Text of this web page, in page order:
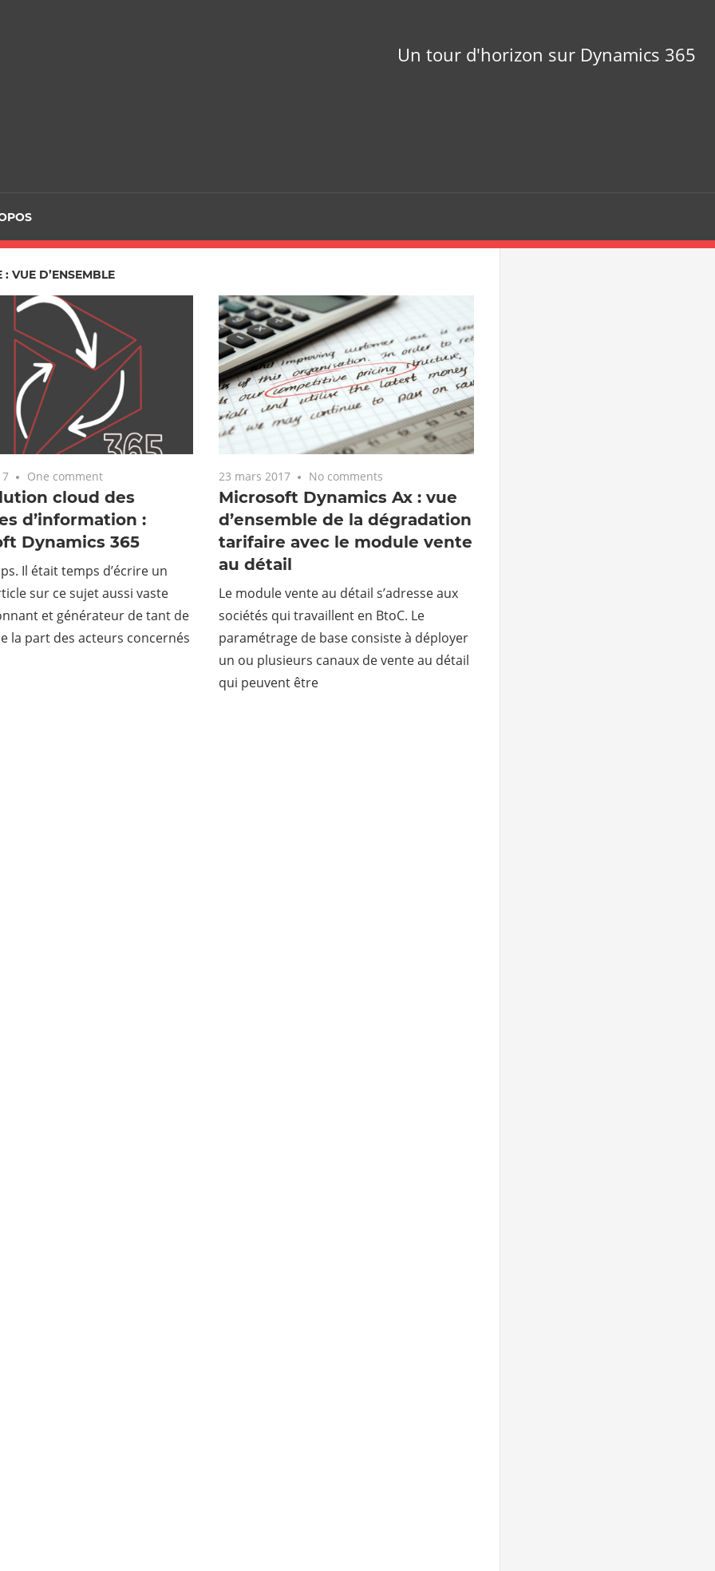
Un tour d'horizon sur Dynamics 365
: VUE D’ENSEMBLE
One comment
cloud des
d’information :
Dynamics 365
Il était temps d’écrire un
sur ce sujet aussi vaste
et générateur de tant de
la part des acteurs concernés
23 mars 2017 No comments
Microsoft Dynamics Ax : vue
d’ensemble de la dégradation
tarifaire avec le module vente
au détail
Le module vente au détail s’adresse aux
sociétés qui travaillent en BtoC. Le
paramétrage de base consiste à déployer
un ou plusieurs canaux de vente au détail
qui peuvent être